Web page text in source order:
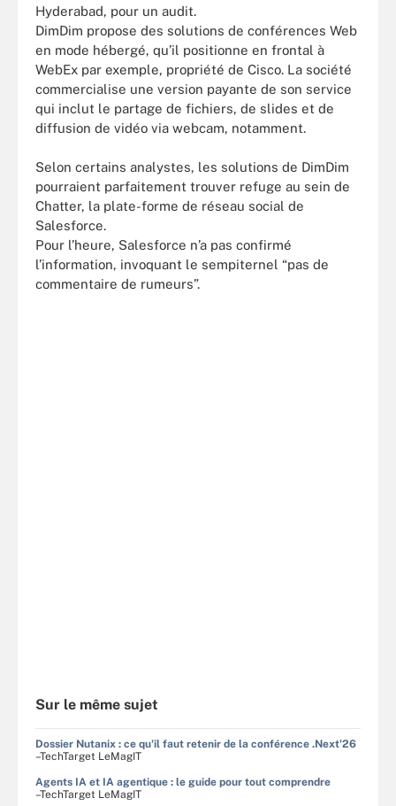
Hyderabad, pour un audit.
DimDim propose des solutions de conférences Web
en mode hébergé, qu’il positionne en frontal à
WebEx par exemple, propriété de Cisco. La société
commercialise une version payante de son service
qui inclut le partage de fichiers, de slides et de
diffusion de vidéo via webcam, notamment.
Selon certains analystes, les solutions de DimDim
pourraient parfaitement trouver refuge au sein de
Chatter, la plate-forme de réseau social de
Salesforce.
Pour l’heure, Salesforce n’a pas confirmé
l’information, invoquant le sempiternel “pas de
commentaire de rumeurs”.
Sur le même sujet
Dossier Nutanix : ce qu'il faut retenir de la conférence .Next'26
–TechTarget LeMagIT
Agents IA et IA agentique : le guide pour tout comprendre
–TechTarget LeMagIT